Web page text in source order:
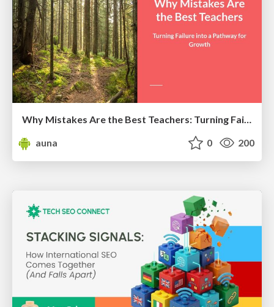
Why Mistakes Are the Best Teachers: Turning Failure into a Pathway for Growth
auna
0 200